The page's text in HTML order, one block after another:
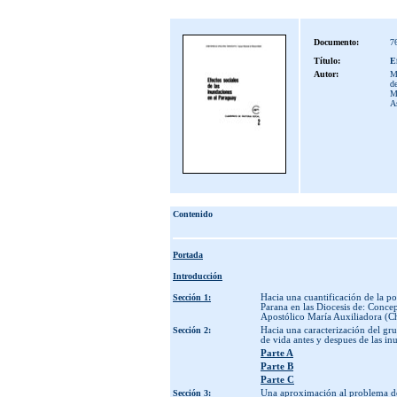
Documento:
Título:
Autor:
Contenido
Portada
Introducción
Sección 1:
Hacia una cuantificación de la
Parana en las Diocesis de:
Apostólico María Auxiliadora
Sección 2:
Hacia una caracterización del
de vida antes y despues de las
Parte A
Parte B
Parte C
Sección 3:
Una aproximación al problema